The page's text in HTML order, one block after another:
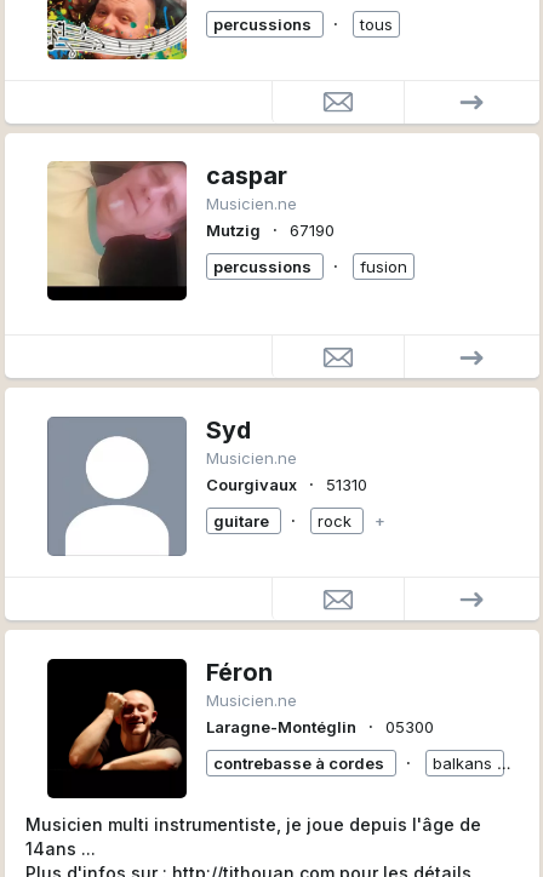
percussions
∙ tous
caspar
Musicien.ne
Mutzig
∙
67190
percussions
∙ fusion
Syd
Musicien.ne
Courgivaux
∙
51310
guitare
∙ rock +
Féron
Musicien.ne
Laragne-Montéglin
∙
05300
contrebasse à cordes
∙ balkans
Musicien multi instrumentiste, je joue depuis l'âge de
14ans ...
Plus d'infos sur : http://tithouan.com pour les détails